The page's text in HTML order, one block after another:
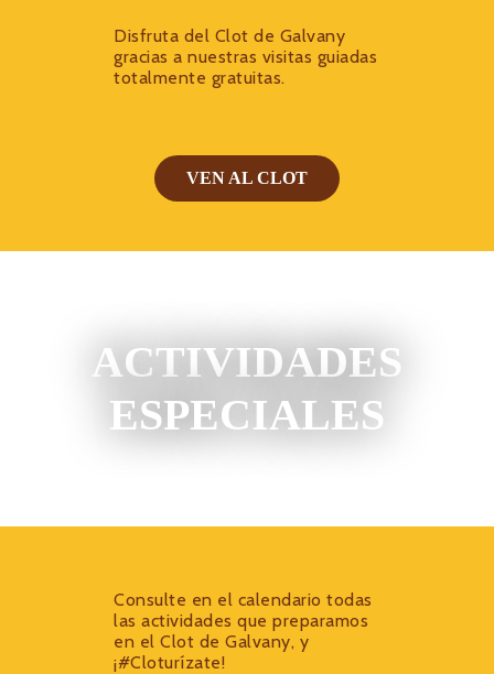
Disfruta del Clot de Galvany
gracias a nuestras visitas guiadas
totalmente gratuitas.
VEN AL CLOT
ACTIVIDADES
ESPECIALES
Consulte en el calendario todas
las actividades que preparamos
en el Clot de Galvany, y
¡#Cloturízate!